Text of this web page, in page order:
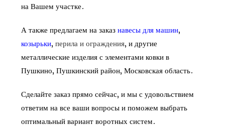
на Вашем участке.
А также предлагаем на заказнавесы для машин,
козырьки,перила и ограждения, и другие
металлические изделия с элементами ковки в
Пушкино, Пушкинский район, Московская область.
Сделайте заказ прямо сейчас, и мы с удовольствием
ответим на все ваши вопросы и поможем выбрать
оптимальный вариант воротных систем.